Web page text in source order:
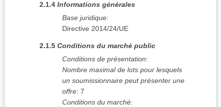
2.1.4 Informations générales
Base juridique:
Directive 2014/24/UE
2.1.5 Conditions du marché public
Conditions de présentation:
Nombre maximal de lots pour lesquels
un soumissionnaire peut présenter une
offre: 7
Conditions du marché: